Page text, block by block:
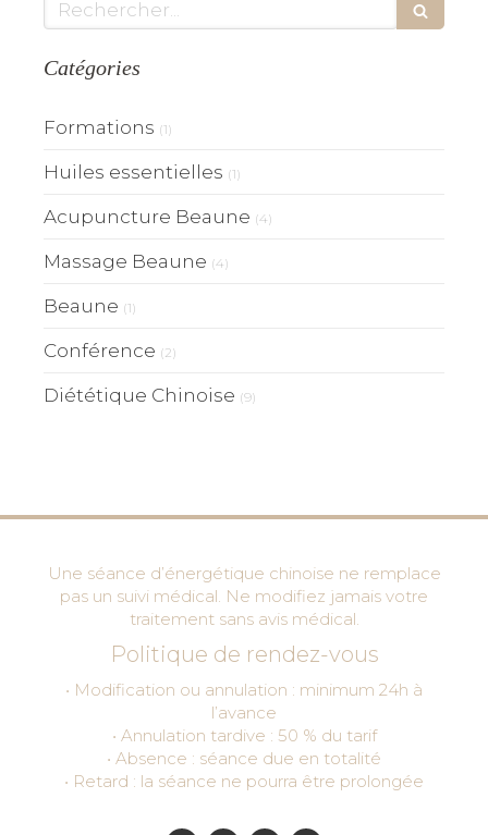
Catégories
Formations (1)
Huiles essentielles (1)
Acupuncture Beaune (4)
Massage Beaune (4)
Beaune (1)
Conférence (2)
Diététique Chinoise (9)
Une séance d’énergétique chinoise ne remplace
pas un suivi médical. Ne modifiez jamais votre
traitement sans avis médical.
Politique de rendez-vous
• Modification ou annulation : minimum 24h à
l’avance
• Annulation tardive : 50 % du tarif
• Absence : séance due en totalité
• Retard : la séance ne pourra être prolongée